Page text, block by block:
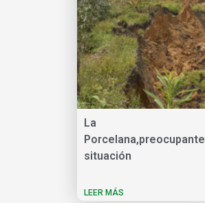
La
Porcelana,preocupante
situación
LEER MÁS